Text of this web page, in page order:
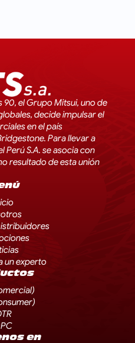
90, el Grupo Mitsui, uno de
decide impulsar el
en el país
Para llevar a
S.A. se asocia con
resultado de esta unión
un experto
en